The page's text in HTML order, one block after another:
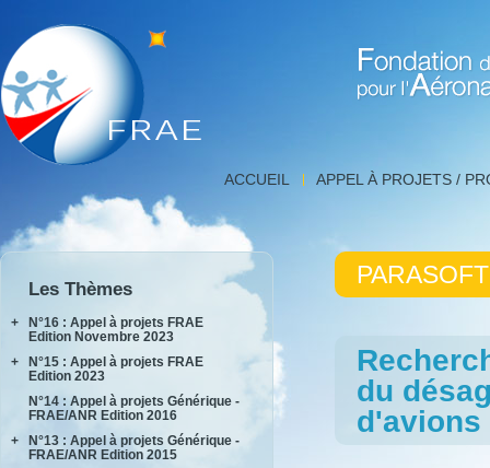
Détail
FNRAE
Fondation
de
Recherche
l'Aéronautique
l'Espace
ACCUEIL APPEL À PROJETS /
Les Thèmes
+
N°16 : Appel à projets FRAE
Edition Novembre 2023
INPACT
RAKEL
+
N°15 : Appel à projets FRAE
Edition 2023
AIDEAS
AIxIA
N°14 : Appel à projets Générique -
FRAE/ANR Edition 2016
+
N°13 : Appel à projets Générique -
FRAE/ANR Edition 2015
PARASOFT
du
d'avions